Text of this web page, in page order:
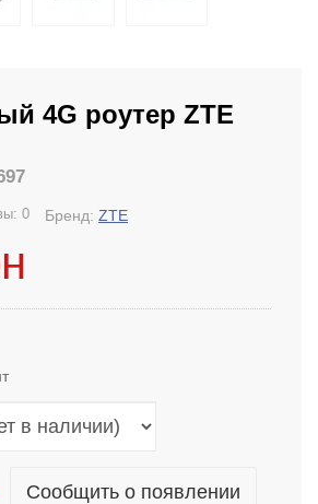
4G роутер ZTE
0 Бренд: ZTE
Сообщить о появлении